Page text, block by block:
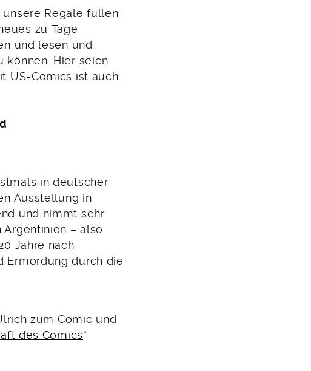
Regale füllen
zu Tage
und lesen und
können. Hier seien
US-Comics ist auch
in deutscher
Ausstellung in
und nimmt sehr
– also
Jahre nach
Ermordung durch die
zum Comic und
des Comics“